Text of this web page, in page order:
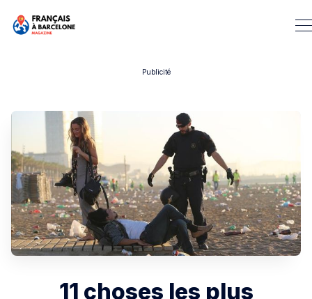
Rechercher dans Français à
Publicité
11 choses les plus